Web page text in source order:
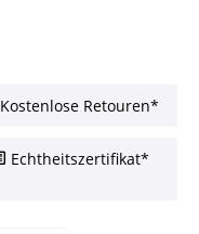
Kostenlose Retouren*
Echtheitszertifikat*